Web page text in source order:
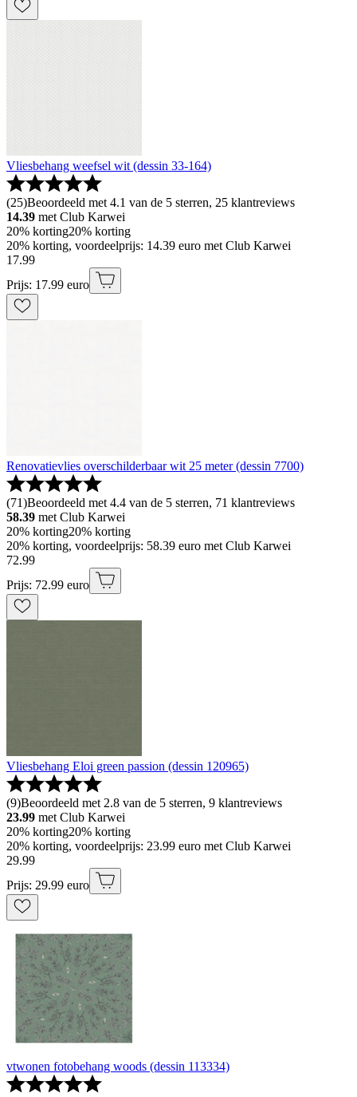
Vliesbehang weefsel wit (dessin 33-164)
(25)Beoordeeld met 4.1 van de 5 sterren, 25 klantreviews
14.39 met Club Karwei
20% korting20% korting
20% korting, voordeelprijs: 14.39 euro met Club Karwei
17.99
Prijs: 17.99 euro
Renovatievlies overschilderbaar wit 25 meter (dessin 7700)
(71)Beoordeeld met 4.4 van de 5 sterren, 71 klantreviews
58.39 met Club Karwei
20% korting20% korting
20% korting, voordeelprijs: 58.39 euro met Club Karwei
72.99
Prijs: 72.99 euro
Vliesbehang Eloi green passion (dessin 120965)
(9)Beoordeeld met 2.8 van de 5 sterren, 9 klantreviews
23.99 met Club Karwei
20% korting20% korting
20% korting, voordeelprijs: 23.99 euro met Club Karwei
29.99
Prijs: 29.99 euro
vtwonen fotobehang woods (dessin 113334)